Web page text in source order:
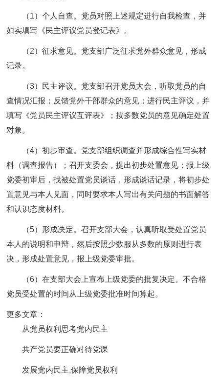
（1）个人自查。党员对照上述规定进行自我检查，并
如实填写《民主评议党员登记表》。
（2）征求意见。党支部广泛征求党外群众意见，形成
记录。
（3）民主评议。党支部召开党员大会，听取党员的自
查情况汇报；反馈党外干部群众的意见；进行民主评议，并
填写《党员民主评议互评表》；按多数党员的意见确定处置
对象。
（4）初步审查。党支部组织调查并形成综合性写实材
料（调查报告）；召开支委会，提出初步处置意见；报上级
党委初审后，找被处置党员谈话，形成谈话记录，将初步处
置意见与本人见面，同时要求本人写出有关问题的书面解答
和认识态度材料。
（5）形成决定。召开支部大会，认真听取受处置党员
本人的说明和申辩，然后按照少数服从多数的原则进行表
决，形成处置意见，报上级党委审批。
（6）在支部大会上宣布上级党委的批复决定。不合格
党员受处置的时间从上级党委批准时间算起。
更多文章：
从党员权利思考党内民主
共产党员要正确对待党课
发展党内民主,保障党员权利